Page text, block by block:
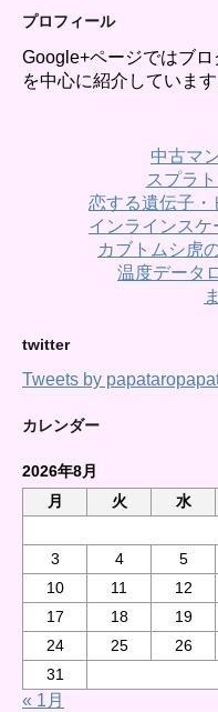
プロフィール
Google+ページではブ
を中心に紹介しています
中古マ
スプラ
恋する遺伝子
インラインスケ
カブトムシ虎
温度データ
twitter
Tweets by
カレンダー
2026年8月
月
火 水
3
4 5
10
11 12
17
18 19
24
25 26
31
« 1月